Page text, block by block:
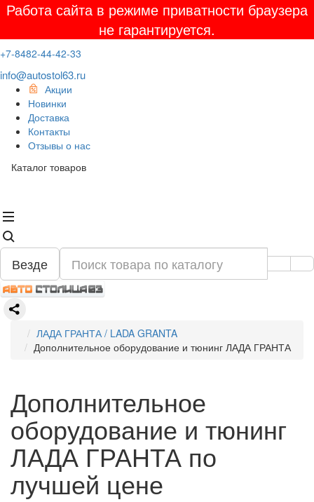
Работа сайта в режиме приватности браузера
не гарантируется.
+7-8482-44-42-33
info@autostol63.ru
Акции
Новинки
Доставка
Контакты
Отзывы о нас
Каталог товаров
Везде
ЛАДА ГРАНТА / LADA GRANTA
Дополнительное оборудование и тюнинг ЛАДА ГРАНТА
Дополнительное
оборудование и тюнинг
ЛАДА ГРАНТА по
лучшей цене